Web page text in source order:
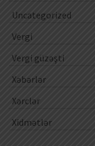
Uncategorized
Vergi
Vergi güzəşti
Xəbərlər
Xərclər
Xidmətlər